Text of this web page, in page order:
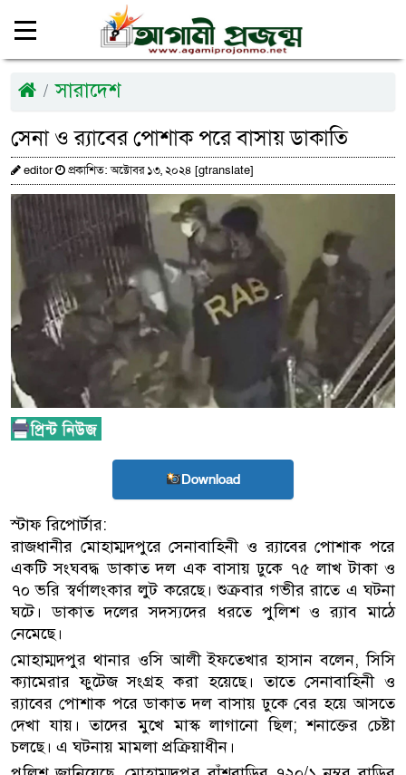
সারাদেশ
সেনা ও র‌্যাবের পোশাক পরে বাসায় ডাকাতি
editor প্রকাশিত: অক্টোবর ১৩, ২০২৪ [gtranslate]
Download
স্টাফ রিপোর্টার:
রাজধানীর মোহাম্মদপুরে সেনাবাহিনী ও র‌্যাবের পোশাক পরে
একটি সংঘবদ্ধ ডাকাত দল এক বাসায় ঢুকে ৭৫ লাখ টাকা ও
৭০ ভরি স্বর্ণালংকার লুট করেছে। শুক্রবার গভীর রাতে এ ঘটনা
ঘটে। ডাকাত দলের সদস্যদের ধরতে পুলিশ ও র‌্যাব মাঠে
নেমেছে।
মোহাম্মদপুর থানার ওসি আলী ইফতেখার হাসান বলেন, সিসি
ক্যামেরার ফুটেজ সংগ্রহ করা হয়েছে। তাতে সেনাবাহিনী ও
র‌্যাবের পোশাক পরে ডাকাত দল বাসায় ঢুকে বের হয়ে আসতে
দেখা যায়। তাদের মুখে মাস্ক লাগানো ছিল; শনাক্তের চেষ্টা
চলছে। এ ঘটনায় মামলা প্রক্রিয়াধীন।